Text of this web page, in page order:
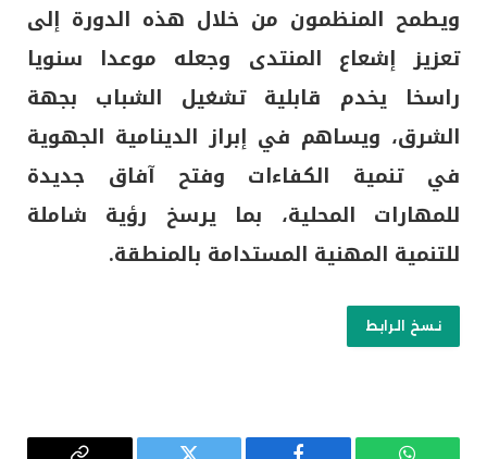
ويطمح المنظمون من خلال هذه الدورة إلى
تعزيز إشعاع المنتدى وجعله موعدا سنويا
راسخا يخدم قابلية تشغيل الشباب بجهة
الشرق، ويساهم في إبراز الدينامية الجهوية
في تنمية الكفاءات وفتح آفاق جديدة
للمهارات المحلية، بما يرسخ رؤية شاملة
للتنمية المهنية المستدامة بالمنطقة.
نسخ الرابط